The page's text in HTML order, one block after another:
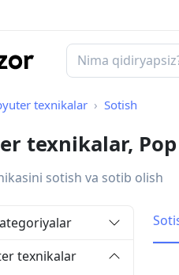
texnikalar Sotish
texnikalar,
sotish va sotib olish
texnikalar